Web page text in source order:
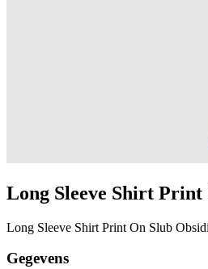
Long Sleeve Shirt Print
Long Sleeve Shirt Print On Slub
Gegevens